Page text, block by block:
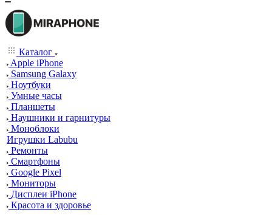
Каталог
Apple iPhone
Samsung Galaxy
Ноутбуки
Умные часы
Планшеты
Наушники и гарнитуры
Моноблоки
Игрушки Labubu
Ремонты
Смартфоны
Google Pixel
Мониторы
Дисплеи iPhone
Красота и здоровье